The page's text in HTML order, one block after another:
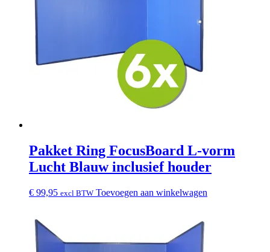
Pakket Ring FocusBoard L-vorm
Lucht Blauw inclusief houder
€ 99,95 excl BTW Toevoegen aan winkelwagen